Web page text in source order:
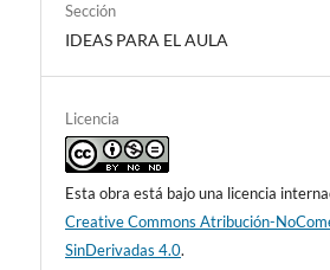
Sección
IDEAS PARA EL AULA
Licencia
Esta obra está bajo una licencia
Creative Commons Atribución-
SinDerivadas 4.0.